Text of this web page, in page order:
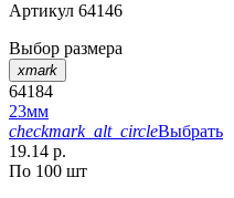
Артикул 64146
Выбор размера
xmark
64184
23мм
checkmark_alt_circleВыбрать
19.14 р.
По 100 шт